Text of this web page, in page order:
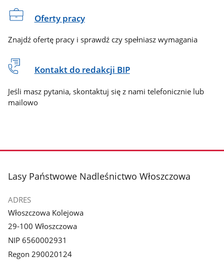
Oferty pracy
Znajdź ofertę pracy i sprawdź czy spełniasz wymagania
Kontakt do redakcji BIP
Jeśli masz pytania, skontaktuj się z nami telefonicznie lub
mailowo
stopka
Lasy Państwowe Nadleśnictwo Włoszczowa
ADRES
Włoszczowa Kolejowa
29-100 Włoszczowa
NIP 6560002931
Regon 290020124